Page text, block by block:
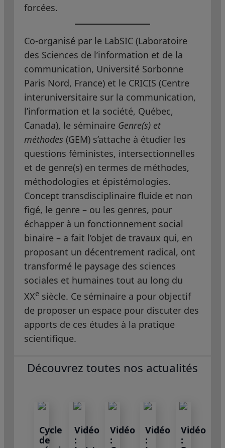
forcées.
Co-organisé par le LabSIC (Laboratoire
des Sciences de l’information et de la
communication, Université Sorbonne
Paris Nord, France) et le CRICIS (Centre
interuniversitaire sur la communication,
l’information et la société, Québec,
Canada), le séminaire Genre(s) et
méthodes (GEM) s’attache à étudier les
questions féministes, intersectionnelles
et de genre(s) en termes de méthodes,
méthodologies et épistémologies.
Concept transdisciplinaire fluide et non
figé, le genre – ou les genres, pour
échapper à un fonctionnement social
binaire – a fait l’objet de travaux qui, en
proposant un décentrement radical, ont
transformé le paysage des sciences
sociales et humaines tout au long du
XXe siècle. Ce séminaire a pour objectif
de proposer un espace pour discuter des
apports de ces études à la pratique
scientifique.
Découvrez toutes nos actualités
Cycle
de
Vidéo
:
Vidéo
:
Vidéo
:
Vidéo
: